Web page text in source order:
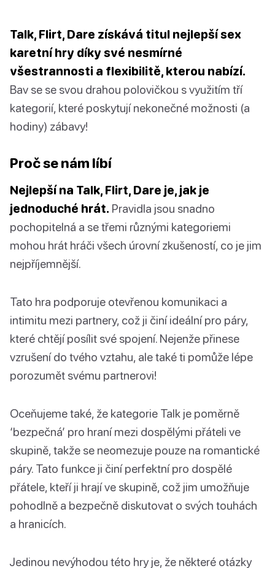
Talk, Flirt, Dare získává titul nejlepší sex
karetní hry díky své nesmírné
všestrannosti a flexibilitě, kterou nabízí.
Bav se se svou drahou polovičkou s využitím tří
kategorií, které poskytují nekonečné možnosti (a
hodiny) zábavy!
Proč se nám líbí
Nejlepší na Talk, Flirt, Dare je, jak je
jednoduché hrát. Pravidla jsou snadno
pochopitelná a se třemi různými kategoriemi
mohou hrát hráči všech úrovní zkušeností, co je jim
nejpříjemnější.
Tato hra podporuje otevřenou komunikaci a
intimitu mezi partnery, což ji činí ideální pro páry,
které chtějí posílit své spojení. Nejenže přinese
vzrušení do tvého vztahu, ale také ti pomůže lépe
porozumět svému partnerovi!
Oceňujeme také, že kategorie Talk je poměrně
‘bezpečná’ pro hraní mezi dospělými přáteli ve
skupině, takže se neomezuje pouze na romantické
páry. Tato funkce ji činí perfektní pro dospělé
přátele, kteří ji hrají ve skupině, což jim umožňuje
pohodlně a bezpečně diskutovat o svých touhách
a hranicích.
Jedinou nevýhodou této hry je, že některé otázky